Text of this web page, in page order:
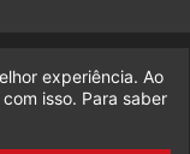
da Legado
experiência. Ao
isso. Para saber